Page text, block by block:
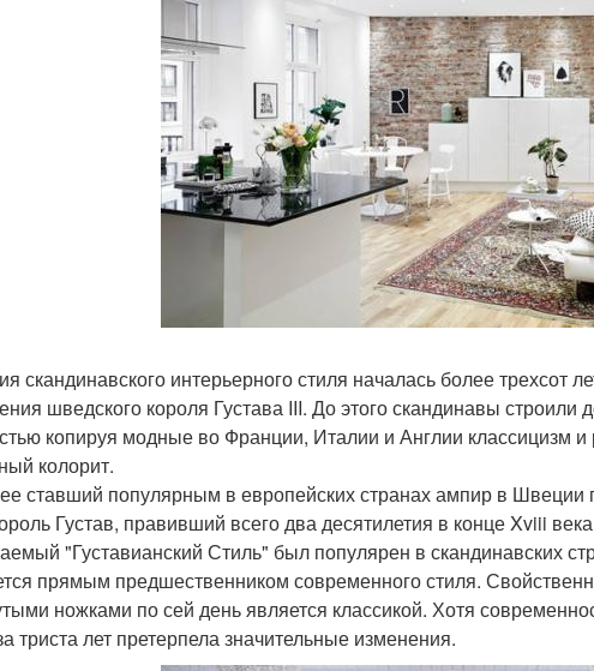
скандинавского интерьерного стиля началась более трехсот
шведского короля Густава III. До этого скандинавы строили
копируя модные во Франции, Италии и Англии классицизм
колорит.
ставший популярным в европейских странах ампир в
Густав, правивший всего два десятилетия в конце Xviii
"Густавианский Стиль" был популярен в скандинавских
прямым предшественником современного стиля.
ножками по сей день является классикой. Хотя
триста лет претерпела значительные изменения.